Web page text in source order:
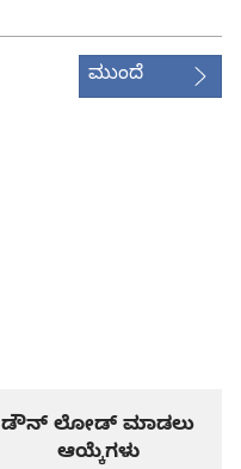
ಮುಂದೆ
ಡೌನ್ ಲೋಡ್ ಮಾಡಲು
ಆಯ್ಕೆಗಳು